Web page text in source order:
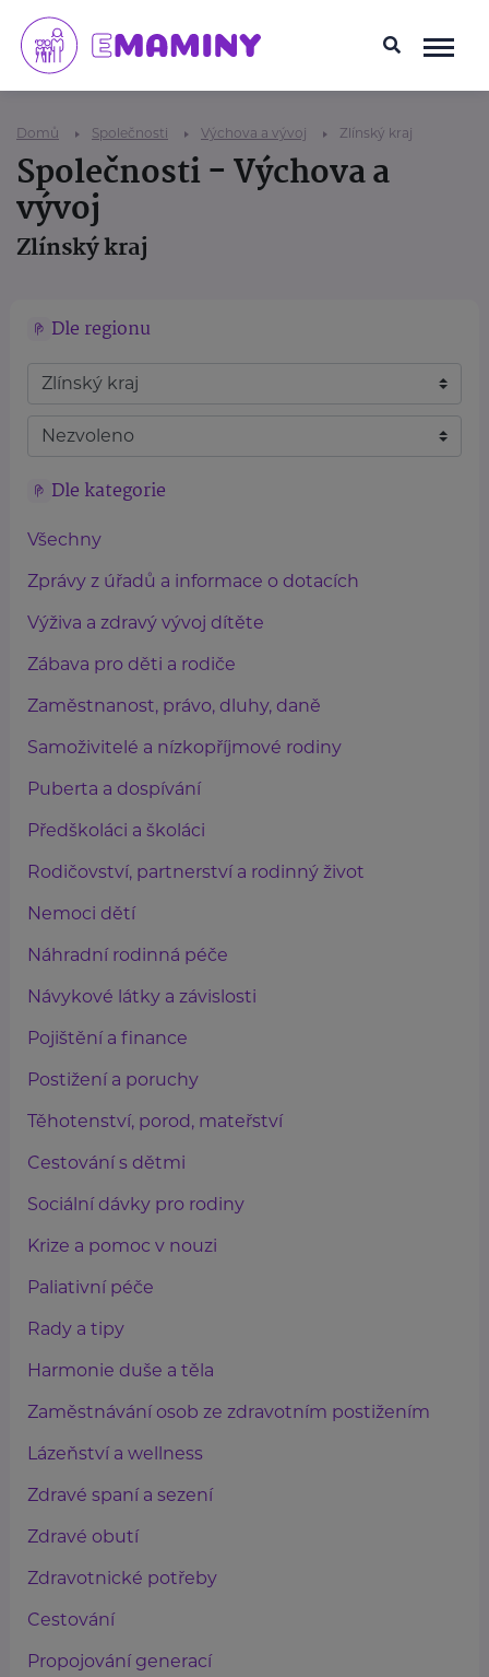
Domů Společnosti Výchova a vývoj Zlínský kraj
Společnosti - Výchova a
vývoj
Zlínský kraj
Dle regionu
Dle kategorie
Všechny
Zprávy z úřadů a informace o dotacích
Výživa a zdravý vývoj dítěte
Zábava pro děti a rodiče
Zaměstnanost, právo, dluhy, daně
Samoživitelé a nízkopříjmové rodiny
Puberta a dospívání
Předškoláci a školáci
Rodičovství, partnerství a rodinný život
Nemoci dětí
Náhradní rodinná péče
Návykové látky a závislosti
Pojištění a finance
Postižení a poruchy
Těhotenství, porod, mateřství
Cestování s dětmi
Sociální dávky pro rodiny
Krize a pomoc v nouzi
Paliativní péče
Rady a tipy
Harmonie duše a těla
Zaměstnávání osob ze zdravotním postižením
Lázeňství a wellness
Zdravé spaní a sezení
Zdravé obutí
Zdravotnické potřeby
Cestování
Propojování generací